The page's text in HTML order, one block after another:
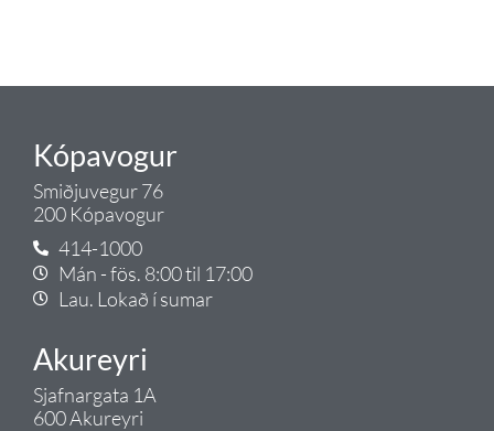
Kópavogur
Smiðjuvegur 76
200 Kópavogur
414-1000
Mán - fös. 8:00 til 17:00
Lau. Lokað í sumar
Akureyri
Sjafnargata 1A
600 Akureyri